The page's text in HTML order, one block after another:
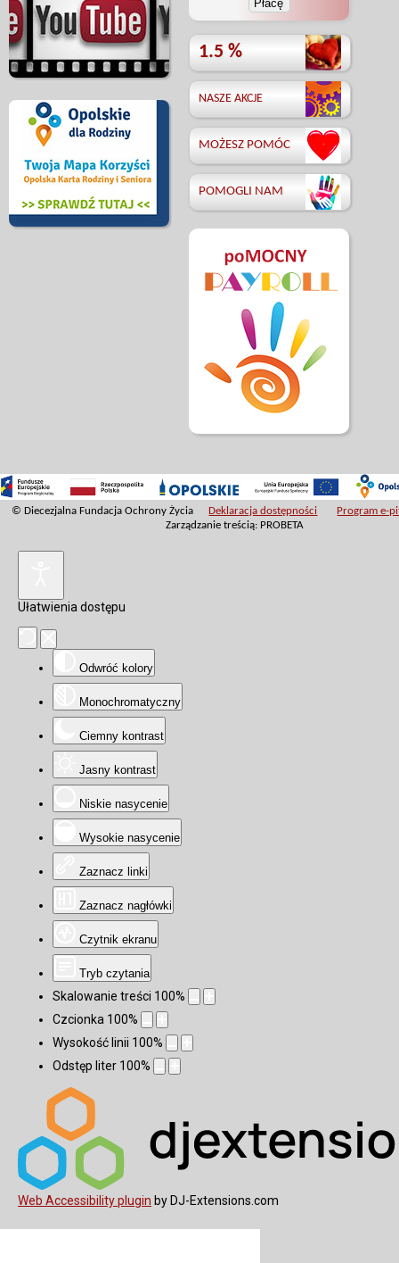
1.5 %
NASZE AKCJE
MOŻESZ POMÓC
POMOGLI NAM
© Diecezjalna Fundacja Ochrony Życia Deklaracja dostępności
Program e-
Zarządzanie treścią: PROBETA
Ułatwienia dostępu
Odwróć kolory
Monochromatyczny
Ciemny kontrast
Jasny kontrast
Niskie nasycenie
Wysokie nasycenie
Zaznacz linki
Zaznacz nagłówki
Czytnik ekranu
Tryb czytania
Skalowanie treści 100%
Czcionka 100%
Wysokość linii 100%
Odstęp liter 100%
Web Accessibility plugin by DJ-Extensions.com